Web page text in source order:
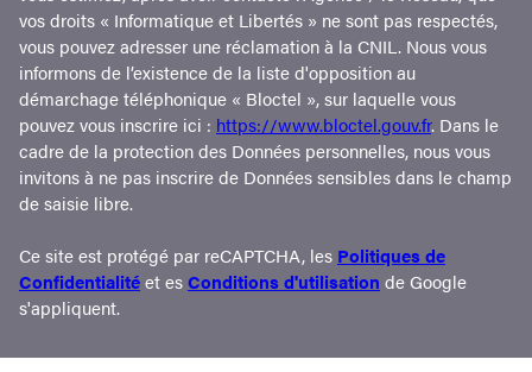
vos droits « Informatique et Libertés » ne sont pas respectés,
vous pouvez adresser une réclamation à la CNIL. Nous vous
informons de l’existence de la liste d'opposition au
démarchage téléphonique « Bloctel », sur laquelle vous
pouvez vous inscrire ici : https://www.bloctel.gouv.fr. Dans le
cadre de la protection des Données personnelles, nous vous
invitons à ne pas inscrire de Données sensibles dans le champ
de saisie libre.
Ce site est protégé par reCAPTCHA, les Politiques de
Confidentialitéet esConditions d'utilisation de Google
s'appliquent.